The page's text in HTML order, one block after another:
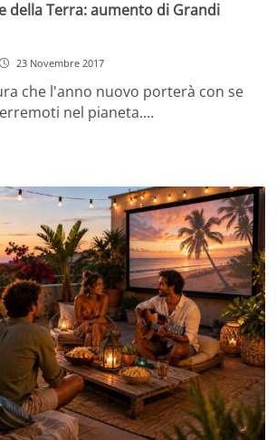
della Terra: aumento di Grandi
23 Novembre 2017
che l'anno nuovo porterà con se
nel pianeta.…